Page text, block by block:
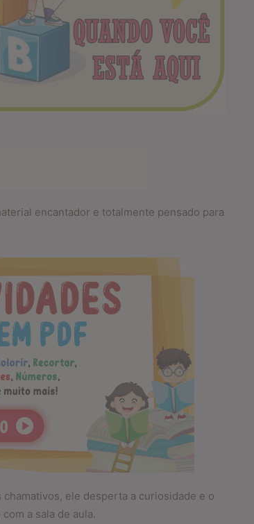
encantador e totalmente pensado para
ele desperta a curiosidade e o
a sala de aula.